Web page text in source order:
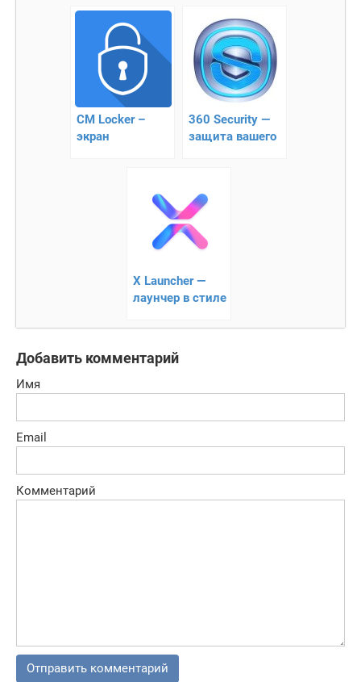
приложения на
карту памяти на
Андроид
смартфон
CM Locker –
экран
360 Security —
защита вашего
X Launcher —
лаунчер в стиле
Добавить комментарий
Имя
Email
Комментарий